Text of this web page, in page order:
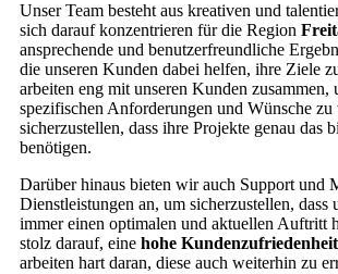
Unser Team besteht aus kreativen und
sich darauf konzentrieren für die Region
ansprechende und benutzerfreundliche
die unseren Kunden dabei helfen, ihre Ziele
arbeiten eng mit unseren Kunden zusammen,
spezifischen Anforderungen und Wünsche zu
sicherzustellen, dass ihre Projekte genau das
benötigen.
Darüber hinaus bieten wir auch Support und
Dienstleistungen an, um sicherzustellen, dass
immer einen optimalen und aktuellen Auftritt
stolz darauf, eine hohe Kundenzufriedenheit
arbeiten hart daran, diese auch weiterhin zu